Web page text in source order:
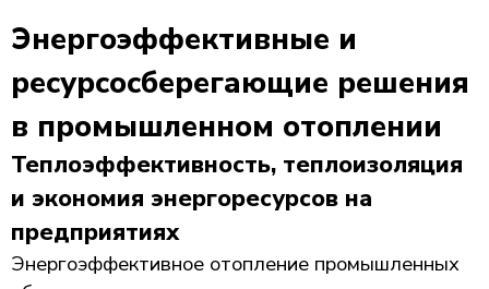
Энергоэффективные и
ресурсосберегающие решения
в промышленном отоплении
Теплоэффективность, теплоизоляция
и экономия энергоресурсов на
предприятиях
Энергоэффективное отопление промышленных